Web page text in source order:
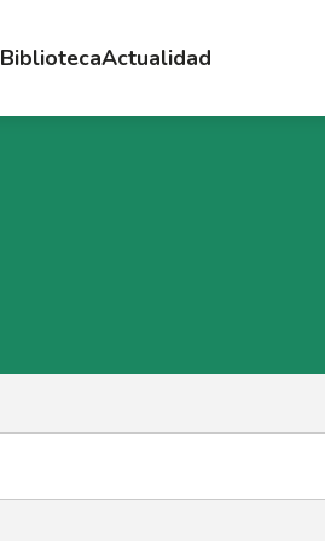
BibliotecaActualidad